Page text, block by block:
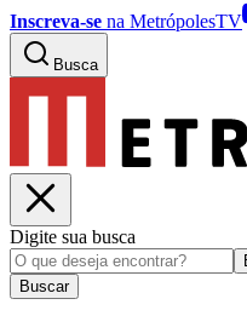
Inscreva-se na MetrópolesTV
Busca
Digite sua busca
Buscar